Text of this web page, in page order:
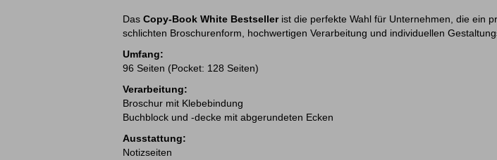
Das Copy-Book White Bestsellerist die perfekte Wahl für Unternehmen, die ein
schlichten Broschurenform, hochwertigen Verarbeitung und individuellen
Umfang:
96 Seiten (Pocket: 128 Seiten)
Verarbeitung:
Broschur mit Klebebindung
Buchblock und -decke mit abgerundeten Ecken
Ausstattung:
Notizseiten